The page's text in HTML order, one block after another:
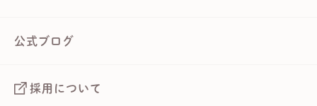
公式ブログ
採用について